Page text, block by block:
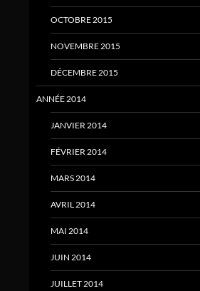
OCTOBRE 2015
NOVEMBRE 2015
DÉCEMBRE 2015
ANNÉE 2014
JANVIER 2014
FÉVRIER 2014
MARS 2014
AVRIL 2014
MAI 2014
JUIN 2014
JUILLET 2014